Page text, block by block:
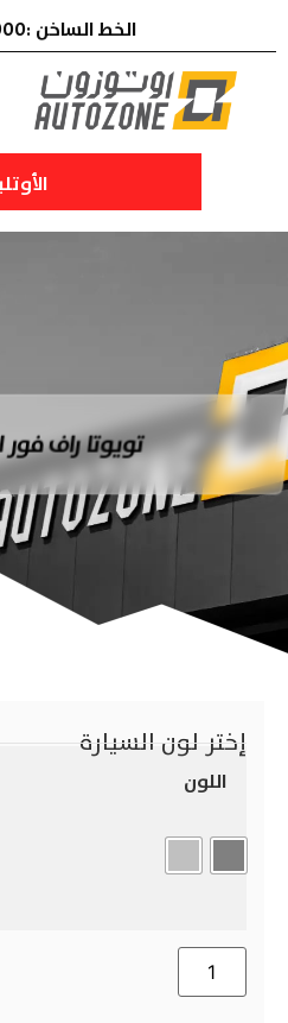
الخط الساخن :8007606000
تويوتا راف فور
إختر لون السيارة
اللون